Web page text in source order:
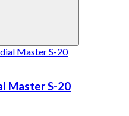
Master S-20